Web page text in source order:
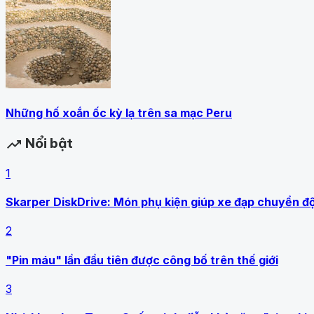
Những hố xoắn ốc kỳ lạ trên sa mạc Peru
trending_up Nổi bật
1
Skarper DiskDrive: Món phụ kiện giúp xe đạp chuyển
2
"Pin máu" lần đầu tiên được công bố trên thế giới
3